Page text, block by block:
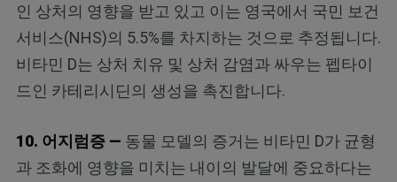
인 상처의 영향을 받고 있고 이는 영국에서 국민 보건
서비스(NHS)의 5.5%를 차지하는 것으로 추정됩니다.
비타민 D는 상처 치유 및 상처 감염과 싸우는 펩타이
드인 카테리시딘의 생성을 촉진합니다.
10. 어지럼증 — 동물 모델의 증거는 비타민 D가 균형
과 조화에 영향을 미치는 내이의 발달에 중요하다는